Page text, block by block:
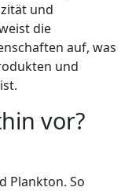
und
die
auf, was
und
vor?
Plankton. So